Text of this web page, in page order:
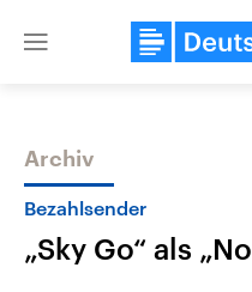
Close
Themen
Archiv
Bezahlsender
„Sky Go“ als